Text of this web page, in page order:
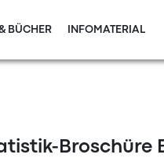
BÜCHER INFOMATERIAL
Broschüre